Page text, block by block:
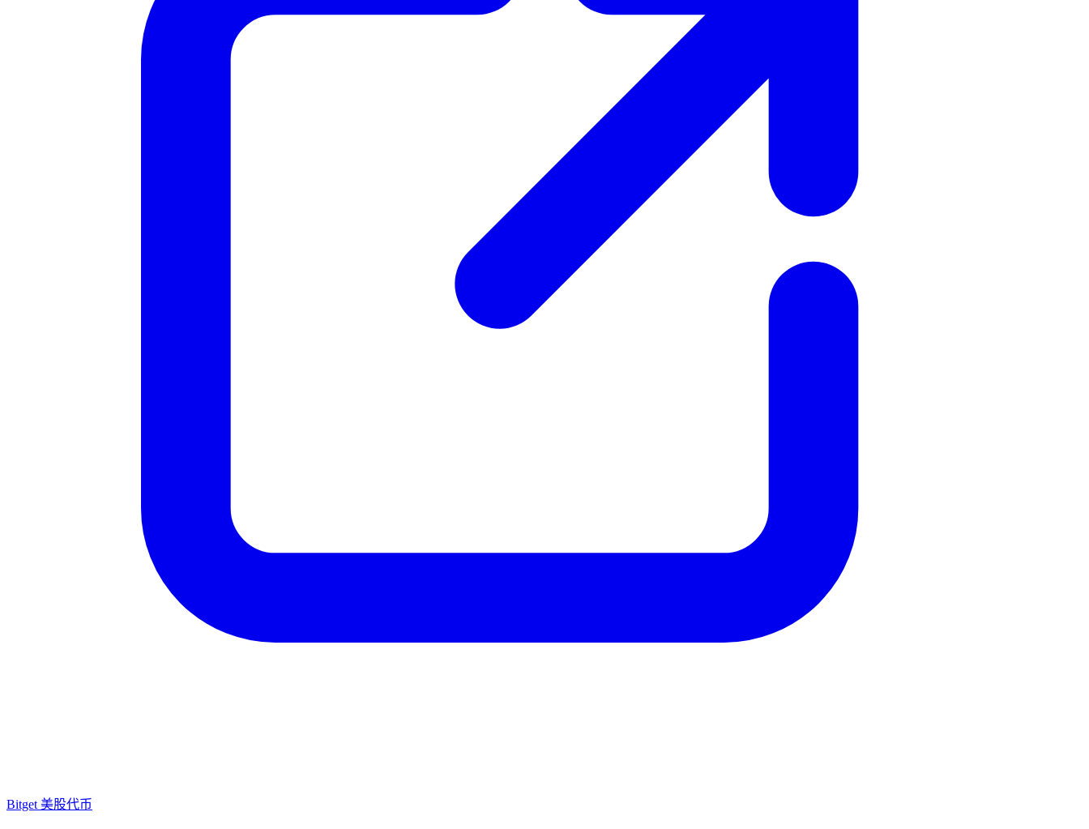
Bitget 美股代币